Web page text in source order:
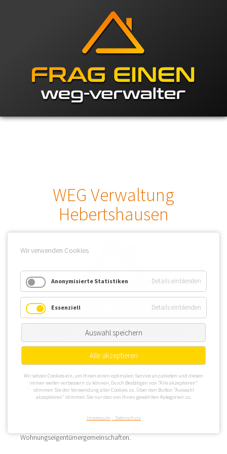
WEG Verwaltung
Hebertshausen
Für eine WEG Verwaltung ist Hebertshausen ein interessanter
Standort. Schöne Immobilien an Würm oder an Amper, die durch
Hebertshausen verlaufen könnten sich zur WEG Verwaltung
Wohnungseigentümergemeinschaften.
Wir verwenden Cookies
Anonymisierte Statistiken Details einblenden
Essenziell Details einblenden
Auswahl speichern
Alle akzeptieren
Wir setzen Cookies ein, um Ihnen einen optimalen Service anzubieten und diesen
immer weiter verbessern zu können. Durch Bestätigen von “Alle akzeptieren”
stimmen Sie der Verwendung aller Cookies zu. Über den Button “Auswahl
akzeptieren” stimmen Sie nur den von Ihnen gewählten Kategorien zu.
Impressum Datenschutz